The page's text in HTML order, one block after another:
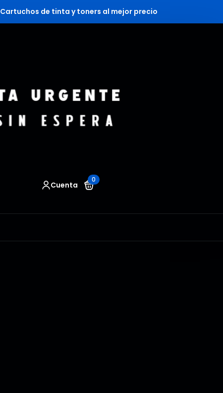
Cartuchos de tinta y toners al mejor precio
Cuenta
0